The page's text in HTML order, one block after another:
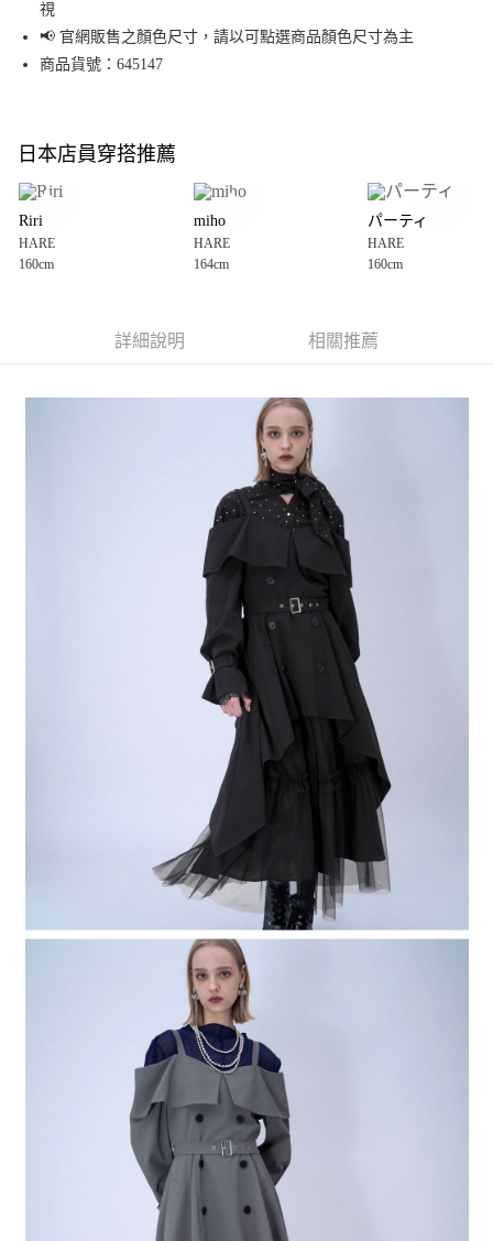
街口支付
悠遊付
全盈+PAY
大哥付你分期
1.本服務由台灣大哥大提供，台灣大哥大用戶可立即使用無須另外申請。
2.付款方式選擇「大哥付你分期」，訂單成立後會自動跳轉到大哥付的交易
3.實際核准額度、可分期數及費用金額請依後續交易確認頁面所載為準。
4.訂單成立30分鐘內，如未前往確認交易或遇審核未通過，訂單將自動取
1.分期款項不併入電信帳單，「大哥付你分期」於每月結算日後寄送繳費提
2.透過簡訊連結打開帳單後，可選擇「超商條碼／台灣大直營門市／銀行轉
帳／街口支付／iPASS MONEY」等通路繳費。
1.本服務係由「台灣大哥大股份有限公司」（以下簡稱本公司）所提供，讓
用戶於交易時，得透過本服務購買商品或服務，並由商店將買賣／分期付款
買賣價金債權讓與本公司後，依約使用本公司帳單繳交帳款。
2.基於同意付款使用「大哥付你分期」之契約關係目的，商店將以您的個人
資料（包含姓名、電話或地址）提供予台灣大哥大進項蒐集、處理及利用，
由本公司與您本人進行分期帳單所需資料之確認、核對及更正。
3.完整用戶服務條款，請詳閱以下連結：
https://oppay.tw/userRule
AFTEE先享後付
３．安心：先確認商品／服務後，再付款。
１．於結帳方式選擇「AFTEE先享後付」後，將跳轉至「AFTEE先享後付」
結帳頁面，進行簡訊認證並確認金額後，即可完成結帳。
２．訂單成立數日內，您將收到繳費通知簡訊。
３．收到繳費通知簡訊後14天內，點擊此簡訊中的連結，可透過四大超商／
ATM／網路銀行／等多元方式進行付款，方視為交易完成。
※ 請注意：結帳手續完成當下不需立刻繳費，但若您需要取消訂單，請聯絡
購買商品的店家。未經商家同意取消之訂單仍視為有效，需透過AFTEE先享
※ 交易是否成功請以「AFTEE先享後付 」之結帳頁面顯示為準，若有關於
是否繳費成功／繳費後需取消欲退款等相關疑問，請聯繫「AFTEE先享後付
https://netprotections.freshdesk.com/support/home
１．透過由恩沛科技股份有限公司提供之「AFTEE先享後付」服務完成之交
易，需依本服務之必要範圍內提供個人資料，並將交易相關給付款項請求債
２．關於個人資料處理事宜，請瀏覽以下網址：
https://aftee.tw/terms/#terms3
３．未成年的使用者請事先徵得法定代理人或監護人之同意方可使用
「AFTEE先享後付」，若未經同意申辦者引起之損失，本公司不負相關責
４．使用「AFTEE先享後付」時，將依據個別帳號之用戶狀況，依本公司即
時審查核予不同之上限額度；若仍有額度不足之情形，本公司將視審查結果
５．嚴禁一人註冊多個帳號或使用他人資訊註冊。若發現惡意使用之情形，
恩沛科技股份有限公司將有權停止該用戶之使用額度並採取法律行動。
每筆NT$80，滿NT$888(含以上)免運費
每筆NT$80，滿NT$888(含以上)免運費
每筆NT$80，滿NT$1,500(含以上)免運費
每筆NT$80，滿NT$1,500(含以上)免運費
每筆NT$80，滿NT$1,500(含以上)免運費
視
📢 官網販售之顏色尺寸，請以可點選商品顏色尺寸為主
商品貨號：645147
日本店員穿搭推薦
Riri
HARE
160cm
miho
HARE
164cm
パーティ
HARE
160cm
詳細說明 相關推薦